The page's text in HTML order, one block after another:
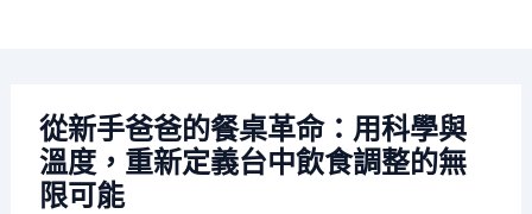
從新手爸爸的餐桌革命：用科學與
溫度，重新定義台中飲食調整的無
限可能